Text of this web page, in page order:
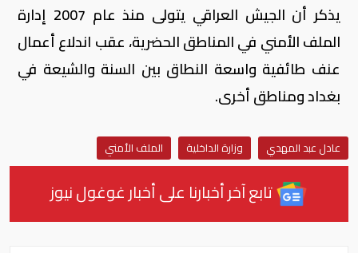
يذكر أن الجيش العراقي يتولى منذ عام 2007 إدارة
الملف الأمني في المناطق الحضرية، عقب اندلاع أعمال
عنف طائفية واسعة النطاق بين السنة والشيعة في
بغداد ومناطق أخرى.
عادل عبد المهدي وزارة الداخلية الملف الأمني
تابع آخر أخبارنا على أخبار غوغول نيوز